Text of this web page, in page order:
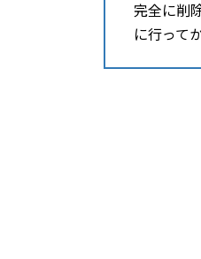
完全に削
に行って